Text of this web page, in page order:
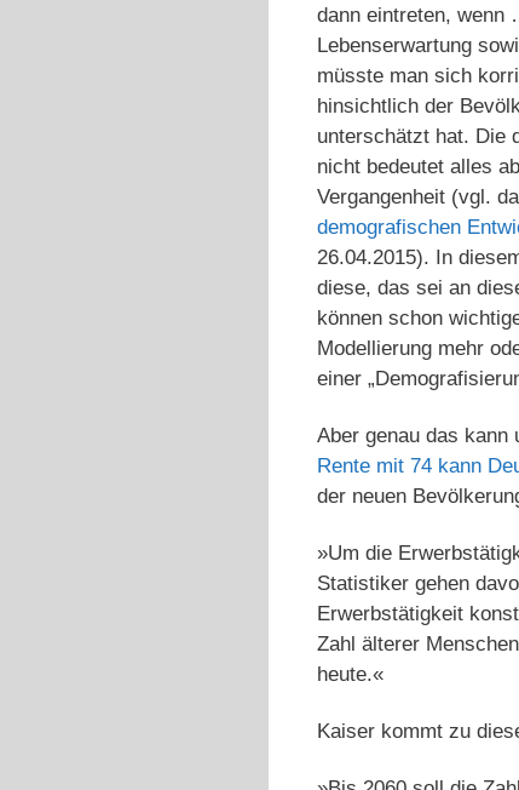
dann eintreten, wenn
Lebenserwartung
müsste man sich
hinsichtlich der
unterschätzt hat. Die
nicht bedeutet alles
Vergangenheit (vgl.
demografischen
26.04.2015). In
diese, das sei an
können schon
Modellierung mehr
einer
Aber genau das kann
Rente mit 74 kann
der neuen
»Um die
Statistiker gehen
Erwerbstätigkeit
Zahl älterer
heute.«
Kaiser kommt zu